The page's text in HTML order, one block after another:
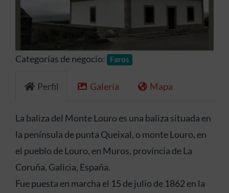
Categorías de negocio: Faros
Perfil Galería Mapa
La baliza del Monte Louro es una baliza situada en
la península de punta Queixal, o monte Louro, en
el pueblo de Louro, en Muros, provincia de La
Coruña, Galicia, España.
Fue puesta en marcha el 15 de julio de 1862 en la